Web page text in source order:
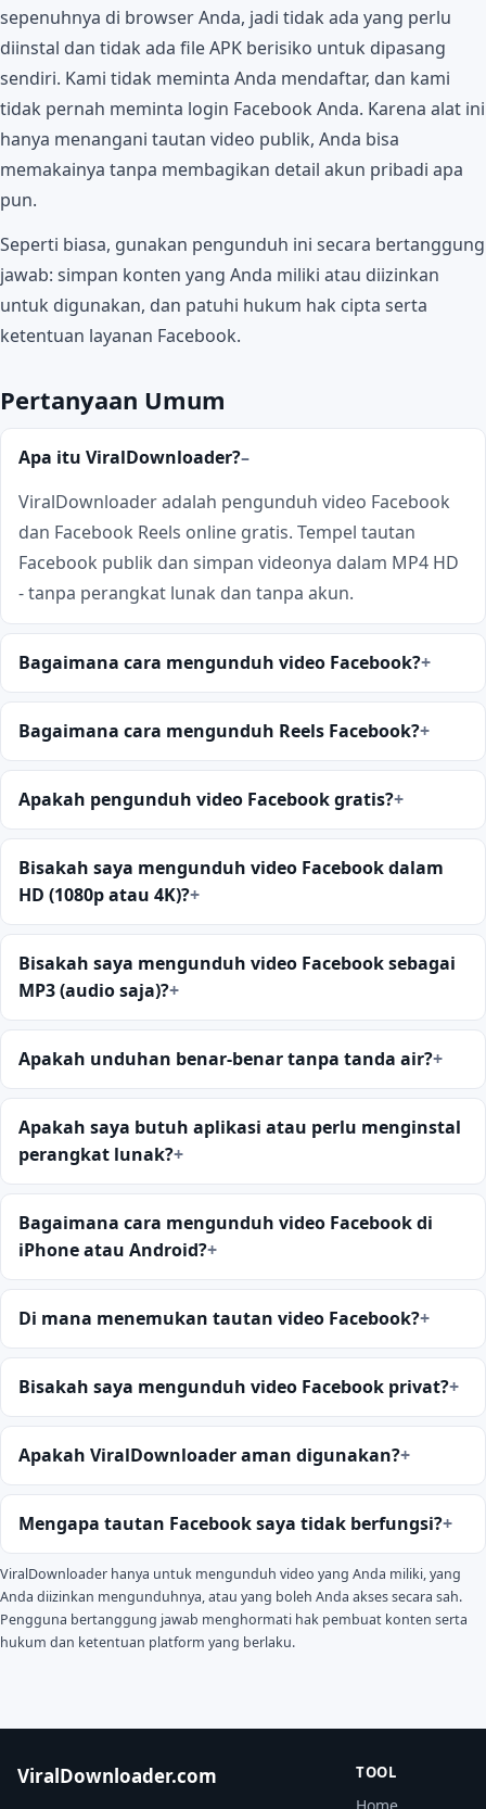
sepenuhnya di browser Anda, jadi tidak ada yang perlu
diinstal dan tidak ada file APK berisiko untuk dipasang
sendiri. Kami tidak meminta Anda mendaftar, dan kami
tidak pernah meminta login Facebook Anda. Karena alat ini
hanya menangani tautan video publik, Anda bisa
memakainya tanpa membagikan detail akun pribadi apa
pun.
Seperti biasa, gunakan pengunduh ini secara bertanggung
jawab: simpan konten yang Anda miliki atau diizinkan
untuk digunakan, dan patuhi hukum hak cipta serta
ketentuan layanan Facebook.
Pertanyaan Umum
Apa itu ViralDownloader?
ViralDownloader adalah pengunduh video Facebook
dan Facebook Reels online gratis. Tempel tautan
Facebook publik dan simpan videonya dalam MP4 HD
- tanpa perangkat lunak dan tanpa akun.
Bagaimana cara mengunduh video Facebook?
Bagaimana cara mengunduh Reels Facebook?
Apakah pengunduh video Facebook gratis?
Bisakah saya mengunduh video Facebook dalam
HD (1080p atau 4K)?
Bisakah saya mengunduh video Facebook sebagai
MP3 (audio saja)?
Apakah unduhan benar-benar tanpa tanda air?
Apakah saya butuh aplikasi atau perlu menginstal
perangkat lunak?
Bagaimana cara mengunduh video Facebook di
iPhone atau Android?
Di mana menemukan tautan video Facebook?
Bisakah saya mengunduh video Facebook privat?
Apakah ViralDownloader aman digunakan?
Mengapa tautan Facebook saya tidak berfungsi?
ViralDownloader hanya untuk mengunduh video yang Anda miliki, yang
Anda diizinkan mengunduhnya, atau yang boleh Anda akses secara sah.
Pengguna bertanggung jawab menghormati hak pembuat konten serta
hukum dan ketentuan platform yang berlaku.
ViralDownloader.com TOOL
Home